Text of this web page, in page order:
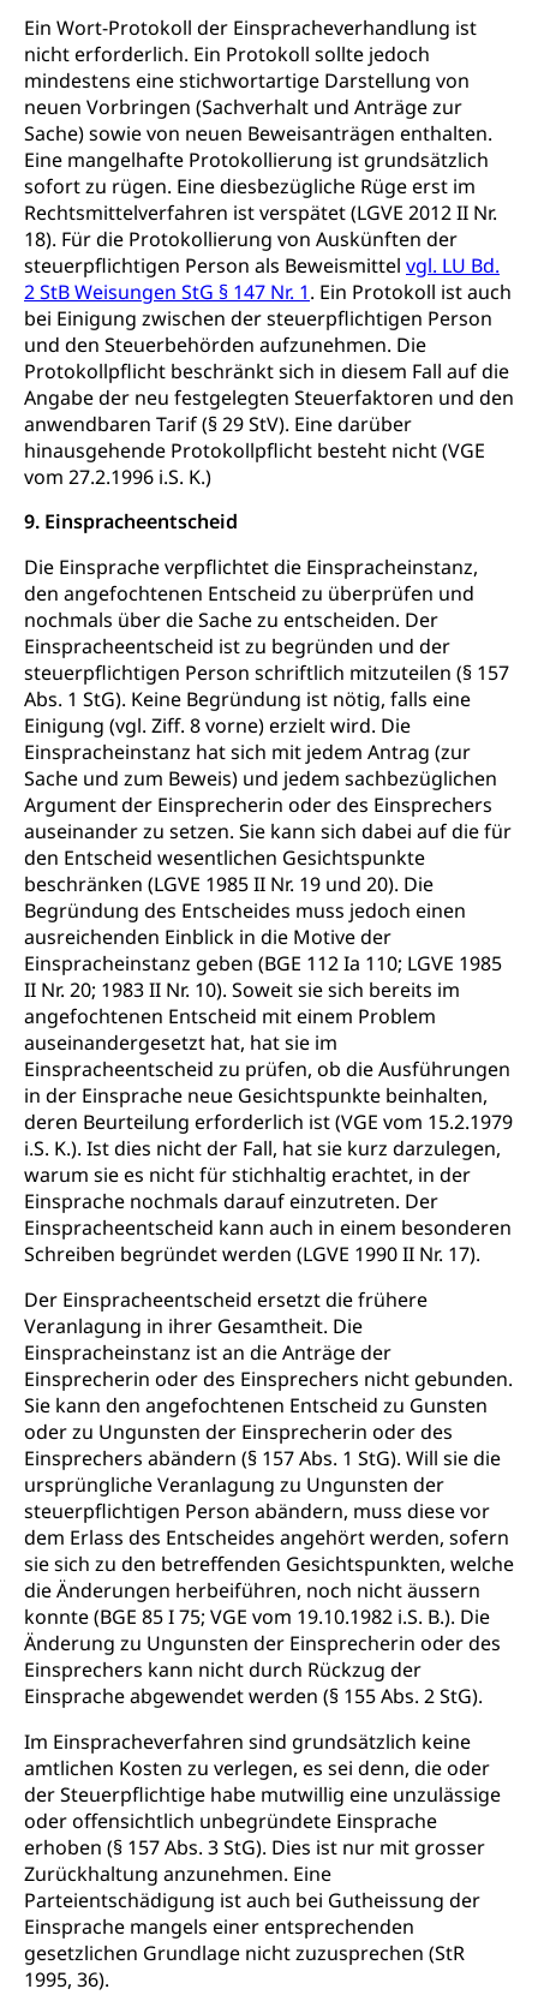
Ein Wort-Protokoll der Einspracheverhandlung ist
nicht erforderlich. Ein Protokoll sollte jedoch
mindestens eine stichwortartige Darstellung von
neuen Vorbringen (Sachverhalt und Anträge zur
Sache) sowie von neuen Beweisanträgen enthalten.
Eine mangelhafte Protokollierung ist grundsätzlich
sofort zu rügen. Eine diesbezügliche Rüge erst im
Rechtsmittelverfahren ist verspätet (LGVE 2012 II Nr.
18). Für die Protokollierung von Auskünften der
steuerpflichtigen Person als Beweismittel vgl. LU Bd.
2 StB Weisungen StG § 147 Nr. 1. Ein Protokoll ist auch
bei Einigung zwischen der steuerpflichtigen Person
und den Steuerbehörden aufzunehmen. Die
Protokollpflicht beschränkt sich in diesem Fall auf die
Angabe der neu festgelegten Steuerfaktoren und den
anwendbaren Tarif (§ 29 StV). Eine darüber
hinausgehende Protokollpflicht besteht nicht (VGE
vom 27.2.1996 i.S. K.)
9. Einspracheentscheid
Die Einsprache verpflichtet die Einspracheinstanz,
den angefochtenen Entscheid zu überprüfen und
nochmals über die Sache zu entscheiden. Der
Einspracheentscheid ist zu begründen und der
steuerpflichtigen Person schriftlich mitzuteilen (§ 157
Abs. 1 StG). Keine Begründung ist nötig, falls eine
Einigung (vgl. Ziff. 8 vorne) erzielt wird. Die
Einspracheinstanz hat sich mit jedem Antrag (zur
Sache und zum Beweis) und jedem sachbezüglichen
Argument der Einsprecherin oder des Einsprechers
auseinander zu setzen. Sie kann sich dabei auf die für
den Entscheid wesentlichen Gesichtspunkte
beschränken (LGVE 1985 II Nr. 19 und 20). Die
Begründung des Entscheides muss jedoch einen
ausreichenden Einblick in die Motive der
Einspracheinstanz geben (BGE 112 Ia 110; LGVE 1985
II Nr. 20; 1983 II Nr. 10). Soweit sie sich bereits im
angefochtenen Entscheid mit einem Problem
auseinandergesetzt hat, hat sie im
Einspracheentscheid zu prüfen, ob die Ausführungen
in der Einsprache neue Gesichtspunkte beinhalten,
deren Beurteilung erforderlich ist (VGE vom 15.2.1979
i.S. K.). Ist dies nicht der Fall, hat sie kurz darzulegen,
warum sie es nicht für stichhaltig erachtet, in der
Einsprache nochmals darauf einzutreten. Der
Einspracheentscheid kann auch in einem besonderen
Schreiben begründet werden (LGVE 1990 II Nr. 17).
Der Einspracheentscheid ersetzt die frühere
Veranlagung in ihrer Gesamtheit. Die
Einspracheinstanz ist an die Anträge der
Einsprecherin oder des Einsprechers nicht gebunden.
Sie kann den angefochtenen Entscheid zu Gunsten
oder zu Ungunsten der Einsprecherin oder des
Einsprechers abändern (§ 157 Abs. 1 StG). Will sie die
ursprüngliche Veranlagung zu Ungunsten der
steuerpflichtigen Person abändern, muss diese vor
dem Erlass des Entscheides angehört werden, sofern
sie sich zu den betreffenden Gesichtspunkten, welche
die Änderungen herbeiführen, noch nicht äussern
konnte (BGE 85 I 75; VGE vom 19.10.1982 i.S. B.). Die
Änderung zu Ungunsten der Einsprecherin oder des
Einsprechers kann nicht durch Rückzug der
Einsprache abgewendet werden (§ 155 Abs. 2 StG).
Im Einspracheverfahren sind grundsätzlich keine
amtlichen Kosten zu verlegen, es sei denn, die oder
der Steuerpflichtige habe mutwillig eine unzulässige
oder offensichtlich unbegründete Einsprache
erhoben (§ 157 Abs. 3 StG). Dies ist nur mit grosser
Zurückhaltung anzunehmen. Eine
Parteientschädigung ist auch bei Gutheissung der
Einsprache mangels einer entsprechenden
gesetzlichen Grundlage nicht zuzusprechen (StR
1995, 36).